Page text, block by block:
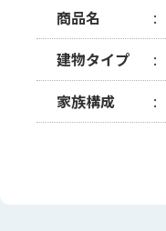
商品名
建物タイプ
家族構成